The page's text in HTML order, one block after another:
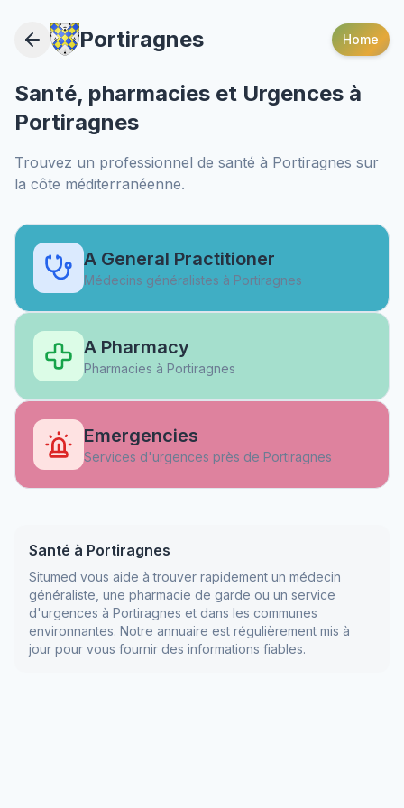
Portiragnes Home
Santé, pharmacies et Urgences à
Portiragnes
Trouvez un professionnel de santé à Portiragnes sur
la côte méditerranéenne.
A General Practitioner
Médecins généralistes à Portiragnes
A Pharmacy
Pharmacies à Portiragnes
Emergencies
Services d'urgences près de Portiragnes
Santé à Portiragnes
Situmed vous aide à trouver rapidement un médecin
généraliste, une pharmacie de garde ou un service
d'urgences à Portiragnes et dans les communes
environnantes. Notre annuaire est régulièrement mis à
jour pour vous fournir des informations fiables.